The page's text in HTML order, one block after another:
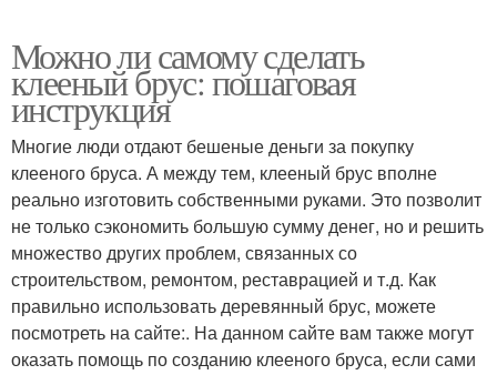
Можно ли самому сделать
клееный брус: пошаговая
инструкция
Многие люди отдают бешеные деньги за покупку
клееного бруса. А между тем, клееный брус вполне
реально изготовить собственными руками. Это позволит
не только сэкономить большую сумму денег, но и решить
множество других проблем, связанных со
строительством, ремонтом, реставрацией и т.д. Как
правильно использовать деревянный брус, можете
посмотреть на сайте:. На данном сайте вам также могут
оказать помощь по созданию клееного бруса, если сами